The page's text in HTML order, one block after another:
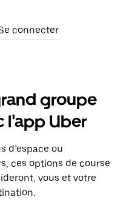
connecter
groupe
l'app Uber
d’espace ou
ces options de course
vous et votre